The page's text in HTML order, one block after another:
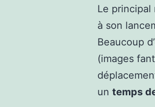
Le principal
à son
Beaucoup
(images
un temps